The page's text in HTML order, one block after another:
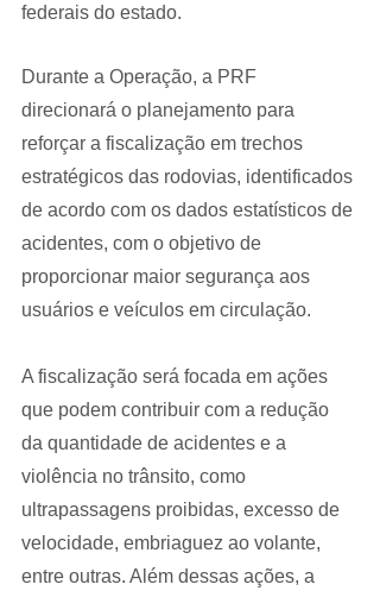
federais do estado.
Durante a Operação, a PRF
direcionará o planejamento para
reforçar a fiscalização em trechos
estratégicos das rodovias, identificados
de acordo com os dados estatísticos de
acidentes, com o objetivo de
proporcionar maior segurança aos
usuários e veículos em circulação.
A fiscalização será focada em ações
que podem contribuir com a redução
da quantidade de acidentes e a
violência no trânsito, como
ultrapassagens proibidas, excesso de
velocidade, embriaguez ao volante,
entre outras. Além dessas ações, a